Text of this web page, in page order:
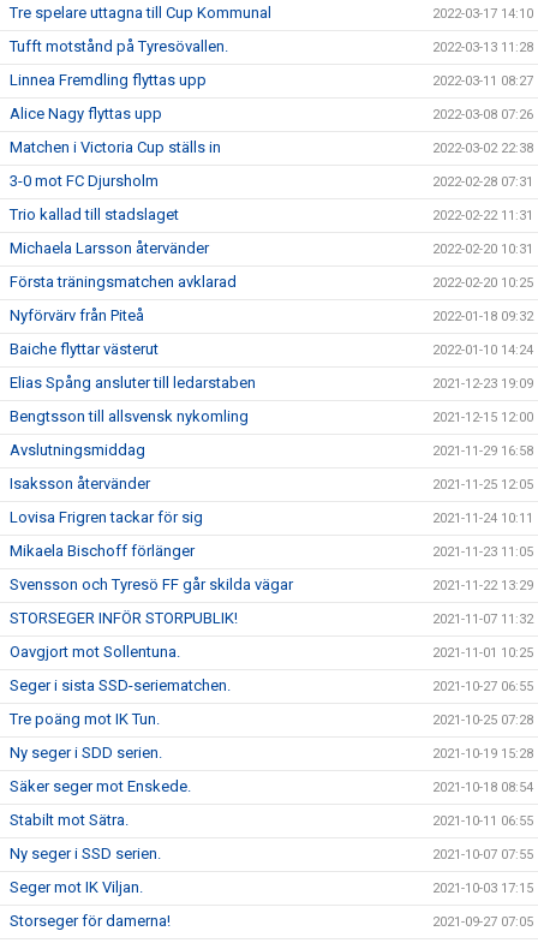
Tre spelare uttagna till Cup Kommunal 2022-03-17 14:10
Tufft motstånd på Tyresövallen. 2022-03-13 11:28
Linnea Fremdling flyttas upp 2022-03-11 08:27
Alice Nagy flyttas upp 2022-03-08 07:26
Matchen i Victoria Cup ställs in 2022-03-02 22:38
3-0 mot FC Djursholm 2022-02-28 07:31
Trio kallad till stadslaget 2022-02-22 11:31
Michaela Larsson återvänder 2022-02-20 10:31
Första träningsmatchen avklarad 2022-02-20 10:25
Nyförvärv från Piteå 2022-01-18 09:32
Baiche flyttar västerut 2022-01-10 14:24
Elias Spång ansluter till ledarstaben 2021-12-23 19:09
Bengtsson till allsvensk nykomling 2021-12-15 12:00
Avslutningsmiddag 2021-11-29 16:58
Isaksson återvänder 2021-11-25 12:05
Lovisa Frigren tackar för sig 2021-11-24 10:11
Mikaela Bischoff förlänger 2021-11-23 11:05
Svensson och Tyresö FF går skilda vägar 2021-11-22 13:29
STORSEGER INFÖR STORPUBLIK! 2021-11-07 11:32
Oavgjort mot Sollentuna. 2021-11-01 10:25
Seger i sista SSD-seriematchen. 2021-10-27 06:55
Tre poäng mot IK Tun. 2021-10-25 07:28
Ny seger i SDD serien. 2021-10-19 15:28
Säker seger mot Enskede. 2021-10-18 08:54
Stabilt mot Sätra. 2021-10-11 06:55
Ny seger i SSD serien. 2021-10-07 07:55
Seger mot IK Viljan. 2021-10-03 17:15
Storseger för damerna! 2021-09-27 07:05